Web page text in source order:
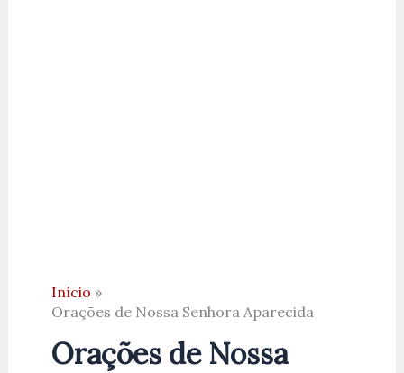
Início
Orações de Nossa Senhora Aparecida
Orações de Nossa